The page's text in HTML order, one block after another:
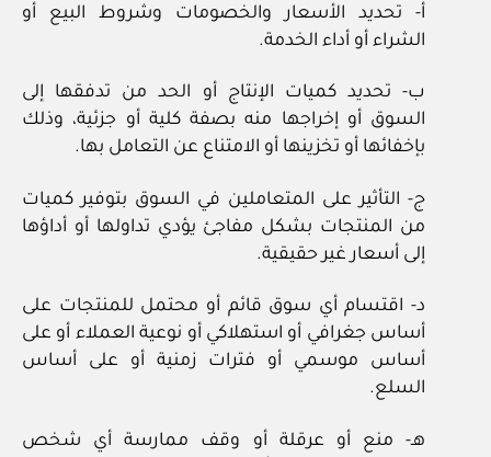
أ- تحديد الأسعار والخصومات وشروط البيع أو
الشراء أو أداء الخدمة.
ب- تحديد كميات الإنتاج أو الحد من تدفقها إلى
السوق أو إخراجها منه بصفة كلية أو جزئية، وذلك
بإخفائها أو تخزينها أو الامتناع عن التعامل بها.
ج- التأثير على المتعاملين في السوق بتوفير كميات
من المنتجات بشكل مفاجئ يؤدي تداولها أو أداؤها
إلى أسعار غير حقيقية.
د- اقتسام أي سوق قائم أو محتمل للمنتجات على
أساس جغرافي أو استهلاكي أو نوعية العملاء أو على
أساس موسمي أو فترات زمنية أو على أساس
السلع.
هـ- منع أو عرقلة أو وقف ممارسة أي شخص